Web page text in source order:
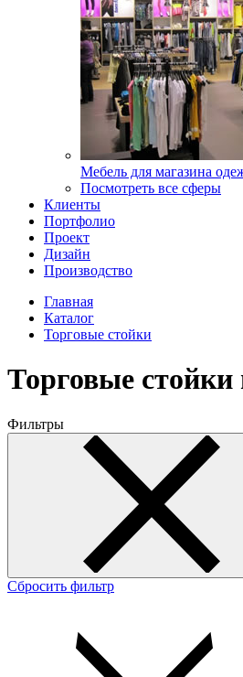
Мебель для магазина
Посмотреть все сферы
Клиенты
Портфолио
Проект
Дизайн
Производство
Главная
Каталог
Торговые стойки
Торговые
Фильтры
Сбросить фильтр